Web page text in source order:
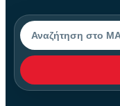
Αναζήτηση